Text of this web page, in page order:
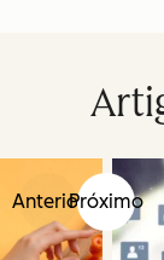
AnteriorPróximo